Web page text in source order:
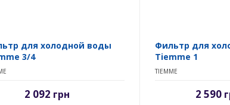
для холодной воды
3/4
2 092 грн
Фильтр для
Tiemme 1
TIEMME
2 590